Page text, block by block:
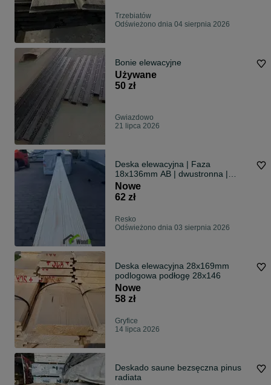
Trzebiatów
Odświeżono dnia 04 sierpnia 2026
Bonie elewacyjne
Używane
50 zł
Gwiazdowo
21 lipca 2026
Deska elewacyjna | Faza
18x136mm AB | dwustronna |
świerk skandynawski
Nowe
62 zł
Resko
Odświeżono dnia 03 sierpnia 2026
Deska elewacyjna 28x169mm
podlogowa podłogę 28x146
Nowe
58 zł
Gryfice
14 lipca 2026
Deskado saune bezsęczna pinus
radiata